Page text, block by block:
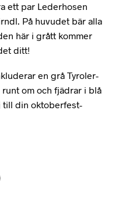
ett par Lederhosen
På huvudet bär alla
här i grått kommer
ditt!
en grå Tyroler-
om och fjädrar i blå
till din oktoberfest-